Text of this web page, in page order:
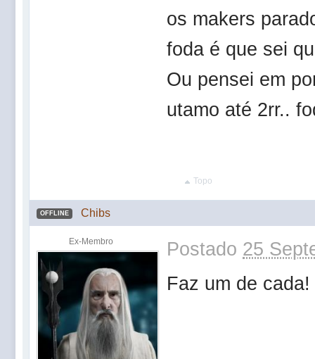
os makers
foda é que sei
Ou pensei em
utamo até 2rr..
Topo
OFFLINE Chibs
Ex-Membro Postado 25
Faz um de cada!